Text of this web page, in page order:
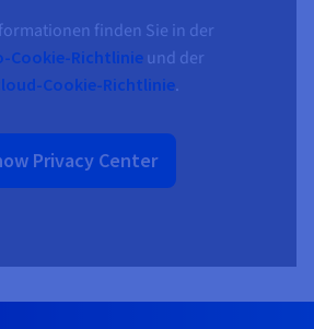
finden Sie in der
Cookie-Richtlinie und der
Cookie-Richtlinie.
Privacy Center